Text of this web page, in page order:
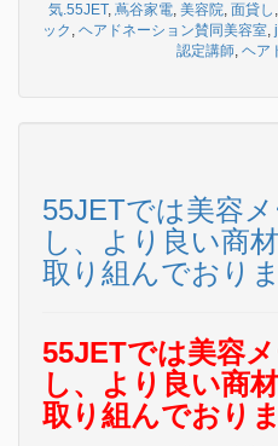
気.55JET, 蔦谷家電, 美容院, 面貸し ,
ック , ヘアドネーション賛同美容室,
認定講師, ヘア
55JETでは美容
し、より良い商
取り組んでおりま
55JETでは美容
し、より良い商
取り組んでおりま